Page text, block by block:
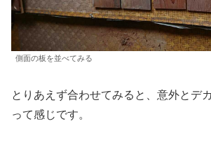
側面の板を並べてみる
とりあえず合わせてみると、意外とデ
って感じです。